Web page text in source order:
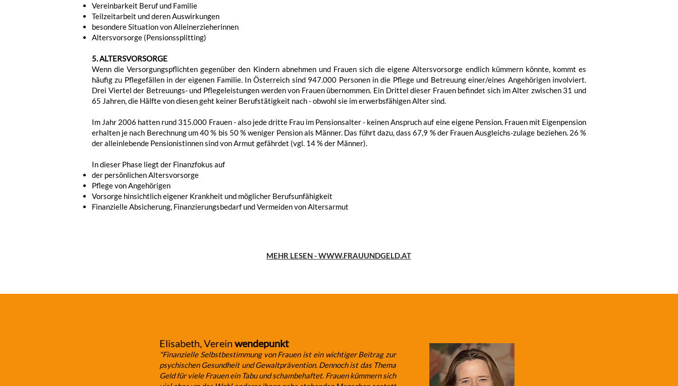
Vereinbarkeit Beruf und Familie
Teilzeitarbeit und deren Auswirkungen
besondere Situation von Alleinerzieherinnen
Altersvorsorge (Pensionssplitting)
5. ALTERSVORSORGE
Wenn die Versorgungspflichten gegenüber den Kindern abnehmen und Frauen sich die eigene Altersvorsorge endlich kümmern könnte, kommt es
häufig zu Pflegefällen in der eigenen Familie. In Österreich sind 947.000 Personen in die Pflege und Betreuung einer/eines Angehörigen involviert.
Drei Viertel der Betreuungs- und Pflegeleistungen werden von Frauen übernommen. Ein Drittel dieser Frauen befindet sich im Alter zwischen 31 und
65 Jahren, die Hälfte von diesen geht keiner Berufstätigkeit nach - obwohl sie im erwerbsfähigen Alter sind.
Im Jahr 2006 hatten rund 315.000 Frauen - also jede dritte Frau im Pensionsalter - keinen Anspruch auf eine eigene Pension. Frauen mit Eigenpension
erhalten je nach Berechnung um 40 % bis 50 % weniger Pension als Männer. Das führt dazu, dass 67,9 % der Frauen Ausgleichs-zulage beziehen. 26 %
der alleinlebende Pensionistinnen sind von Armut gefährdet (vgl. 14 % der Männer).
In dieser Phase liegt der Finanzfokus auf
der persönlichen Altersvorsorge
Pflege von Angehörigen
Vorsorge hinsichtlich eigener Krankheit und möglicher Berufsunfähigkeit
Finanzielle Absicherung, Finanzierungsbedarf und Vermeiden von Altersarmut
MEHR LESEN - WWW.FRAUUNDGELD.AT
Elisabeth, Verein wendepunkt
"Finanzielle Selbstbestimmung von Frauen ist ein wichtiger Beitrag zur
psychischen Gesundheit und Gewaltprävention. Dennoch ist das Thema
Geld für viele Frauen ein Tabu und schambehaftet. Frauen kümmern sich